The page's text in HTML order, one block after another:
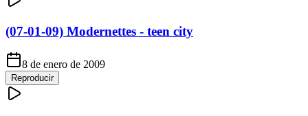
(07-01-09) Modernettes - teen city
8 de enero de 2009
Reproducir